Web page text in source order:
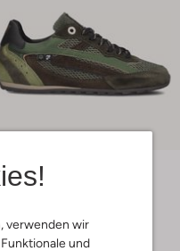
verwenden wir
und
Floris Van Bommel
Sneaker Low
+ mehr farben